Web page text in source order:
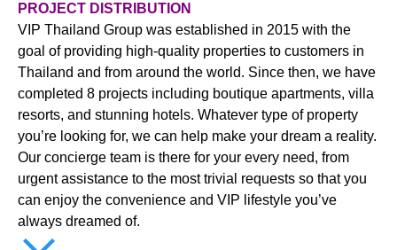
PROJECT DISTRIBUTION
VIP Thailand Group was established in 2015 with the
goal of providing high-quality properties to customers in
Thailand and from around the world. Since then, we have
completed 8 projects including boutique apartments, villa
resorts, and stunning hotels. Whatever type of property
you’re looking for, we can help make your dream a reality.
Our concierge team is there for your every need, from
urgent assistance to the most trivial requests so that you
can enjoy the convenience and VIP lifestyle you’ve
always dreamed of.